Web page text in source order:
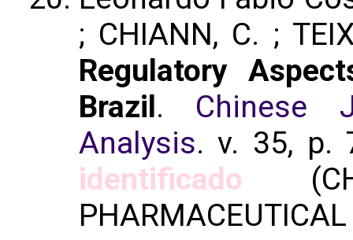
; CHIANN, C. ;
Regulatory
Brazil. Chinese
Analysis. v. 35, p.
identificado